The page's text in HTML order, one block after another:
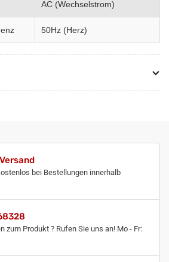
AC (Wechselstrom)
50Hz (Herz)
bei Bestellungen innerhalb
zum Produkt ? Rufen Sie uns an! Mo - Fr: